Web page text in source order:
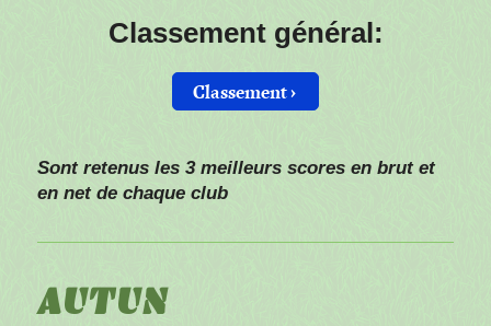
Classement général:
Classement
Sont retenus les 3 meilleurs scores en brut et
en net de chaque club
AUTUN